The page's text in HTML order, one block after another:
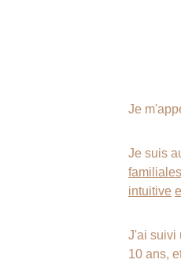
Je
Je suis
familiales
intuitive
J'ai suivi
10 ans,